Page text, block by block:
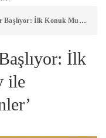
Murat Gülsoy ile ‘İstanbul’u Resmedenler’
İlk
ile